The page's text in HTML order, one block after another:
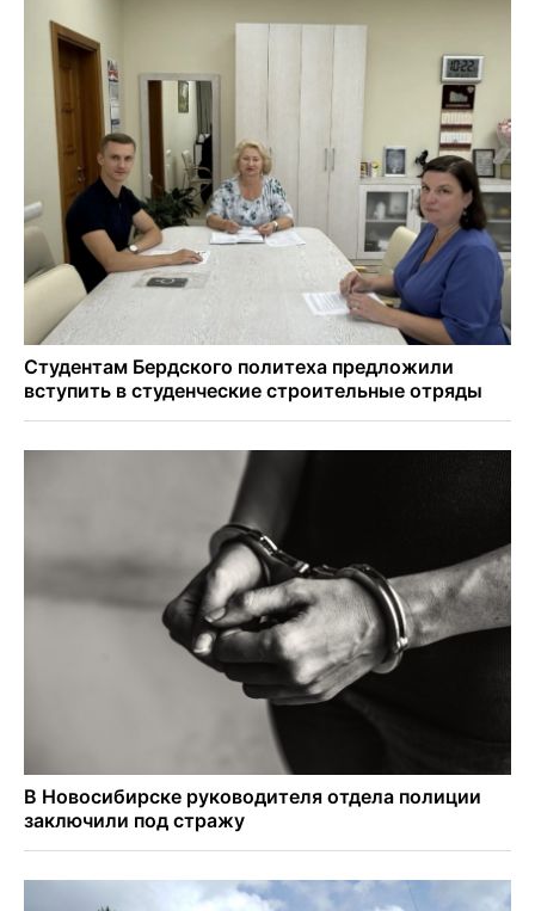
Царь-томат из Новосибирска побил рекорд России по
весу в 3 кг
В Новосибирской области начинается второй пик
активности клещей